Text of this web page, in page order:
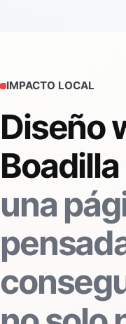
IMPACTO LOCAL
Diseño
una